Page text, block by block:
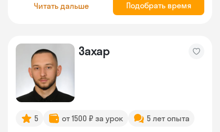
Читать дальше Подобрать время
Захар
5 от 1500 ₽ за урок 5 лет опыта